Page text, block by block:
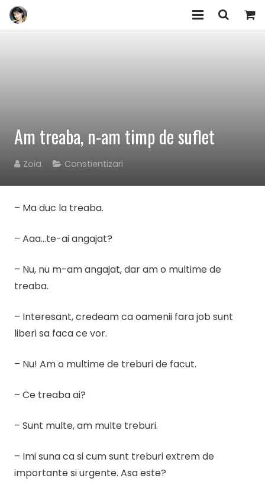
CONTACT
Am treaba, n-am timp de suflet
Zoia Constientizari
– Ma duc la treaba.
– Aaa…te-ai angajat?
– Nu, nu m-am angajat, dar am o multime de
treaba.
– Interesant, credeam ca oamenii fara job sunt
liberi sa faca ce vor.
– Nu! Am o multime de treburi de facut.
– Ce treaba ai?
– Sunt multe, am multe treburi.
– Imi suna ca si cum sunt treburi extrem de
importante si urgente. Asa este?